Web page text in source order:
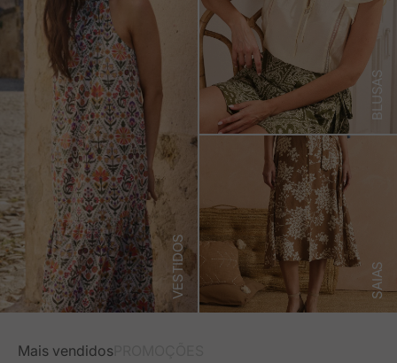
VESTIDOS
BLUSAS
SAIAS
Mais vendidos